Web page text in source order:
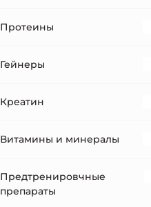
Протеины
Говяжий протеин/мясные
Протеин с овсянкой
Гейнеры
Высокобелковые гейнеры
Низкобелковые гейнеры
Овсяные коктейли
Креатин
Креатин малат
Креатин + бета-аланин/таурин
Витамины и минералы
Витамин A
Предтренировчные
препараты